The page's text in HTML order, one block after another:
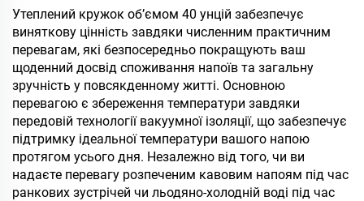
використання
нержавіюча сталь
пляшка для води
тумблер з ручкою
соломінкою
тремблери з
нержавіючої сталі
Утеплений кружок об’ємом 40 унцій забезпечує
виняткову цінність завдяки численним практичним
перевагам, які безпосередньо покращують ваш
щоденний досвід споживання напоїв та загальну
зручність у повсякденному житті. Основною
перевагою є збереження температури завдяки
передовій технології вакуумної ізоляції, що забезпечує
підтримку ідеальної температури вашого напою
протягом усього дня. Незалежно від того, чи ви
надаєте перевагу розпеченим кавовим напоям під час
ранкових зустрічей чи льодяно-холодній воді під час